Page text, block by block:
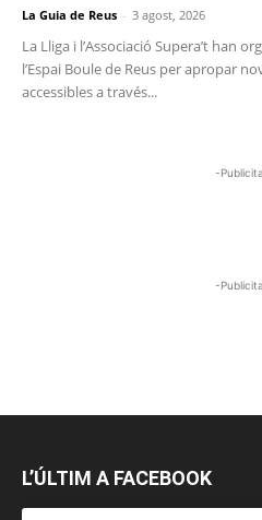
La Guia de Reus - 3 agost, 2026
La Lliga i l’Associació Supera’t han
l’Espai Boule de Reus per apropar
accessibles a través...
-
-
L’ÚLTIM A FACEBOOK